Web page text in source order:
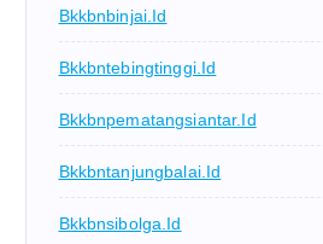
Bkkbnbinjai.id
Bkkbntebingtinggi.id
Bkkbnpematangsiantar.id
Bkkbntanjungbalai.id
Bkkbnsibolga.id